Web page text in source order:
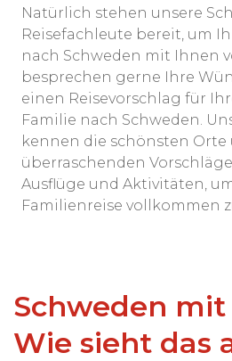
Natürlich stehen unsere
Reisefachleute bereit, um
nach Schweden mit Ihnen
besprechen gerne Ihre
einen Reisevorschlag für
Familie nach Schweden.
kennen die schönsten
überraschenden
Ausflüge und Aktivitäten,
Familienreise vollkommen
Schweden
Wie sieht das